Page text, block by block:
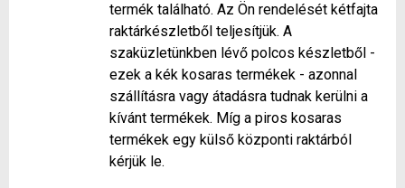
termék található. Az Ön rendelését kétfajta
raktárkészletből teljesítjük. A
szaküzletünkben lévő polcos készletből -
ezek a kék kosaras termékek - azonnal
szállításra vagy átadásra tudnak kerülni a
kívánt termékek. Míg a piros kosaras
termékek egy külső központi raktárból
kérjük le.